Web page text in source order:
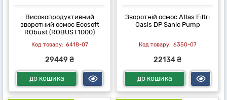
Високопродуктивний
зворотний осмос Ecosoft
RObust (ROBUST1000)
6418-07
29449 ₴
до кошика
Зворотній осмос Atlas Filtri
Oasis DP Sanic Pump
6350-07
22134 ₴
до кошика